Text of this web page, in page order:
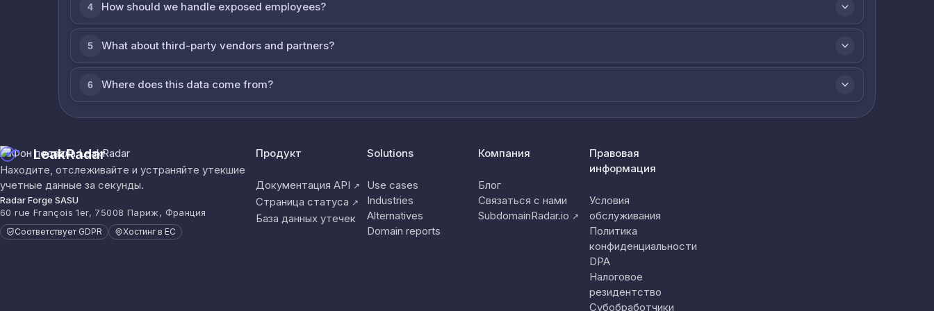
4 How should we handle exposed employees?
5 What about third-party vendors and partners?
6 Where does this data come from?
LeakRadar
Находите, отслеживайте и устраняйте утекшие
учетные данные за секунды.
Radar Forge SASU
60 rue François 1er, 75008 Париж, Франция
Соответствует GDPR Хостинг в ЕС
Продукт
Документация API ↗
Страница статуса ↗
База данных утечек
Solutions
Use cases
Industries
Alternatives
Domain reports
Компания
Блог
Связаться с нами
SubdomainRadar.io ↗
Правовая
информация
Условия
обслуживания
Политика
конфиденциальности
DPA
Налоговое
резидентство
Субобработчики